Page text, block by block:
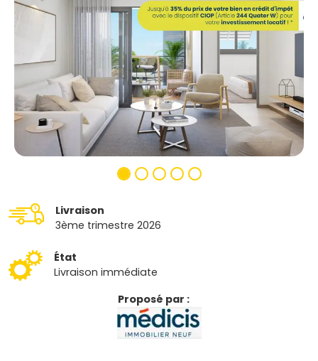
Livraison
3ème trimestre 2026
État
Livraison immédiate
Proposé par :